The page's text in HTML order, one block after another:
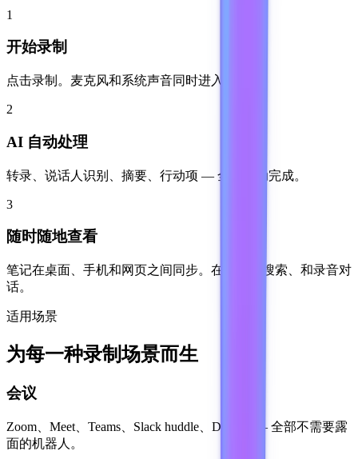
1
开始录制
点击录制。麦克风和系统声音同时进入录音。
2
AI 自动处理
转录、说话人识别、摘要、行动项 — 全程自动完成。
3
随时随地查看
笔记在桌面、手机和网页之间同步。在哪都能搜索、和录音对
话。
适用场景
为每一种录制场景而生
会议
Zoom、Meet、Teams、Slack huddle、Discord — 全部不需要露
面的机器人。